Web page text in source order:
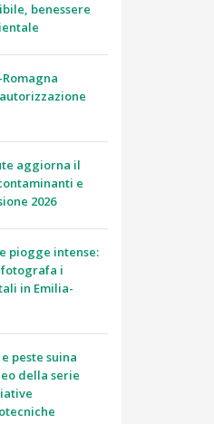
benessere
aggiorna il
e
2026
piogge intense:
fotografa i
in Emilia-
peste suina
della serie